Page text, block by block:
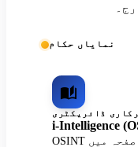
نمایاں حکام
ڈائریکٹری
i-Intelligence
OSINT ہینڈ بک کے وقف شدہ واٹس ایپ صفحہ میں